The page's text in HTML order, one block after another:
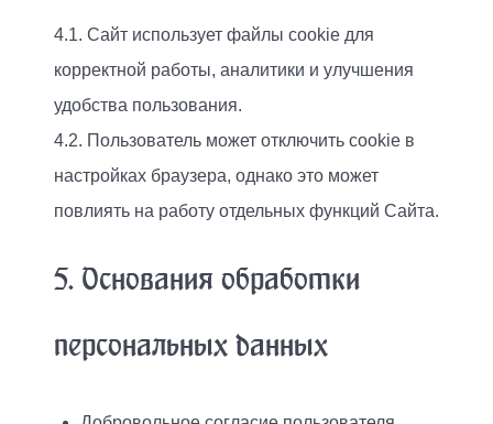
4.1. Сайт использует файлы cookie для
корректной работы, аналитики и улучшения
удобства пользования.
4.2. Пользователь может отключить cookie в
настройках браузера, однако это может
повлиять на работу отдельных функций Сайта.
5. Основания обработки
персональных данных